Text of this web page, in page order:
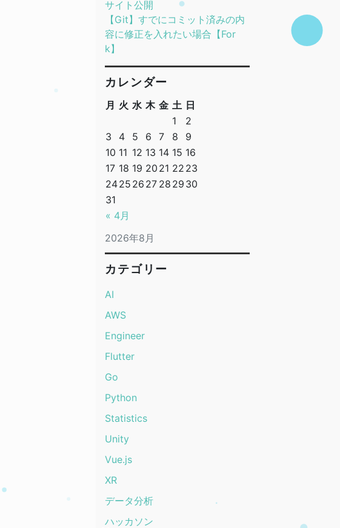
サイト公開
【Git】すでにコミット済みの内
容に修正を入れたい場合【For
k】
カレンダー
2026年8月
月 火 水 木 金 土 日
« 4月
1
2
3
4 5 6 7 8
9
10 11 12 13 14 15 16
17 18 19 20 21 22 23
2425 26 27 28 29 30
31
カテゴリー
AI
AWS
Engineer
Flutter
Go
Python
Statistics
Unity
Vue.js
XR
データ分析
ハッカソン